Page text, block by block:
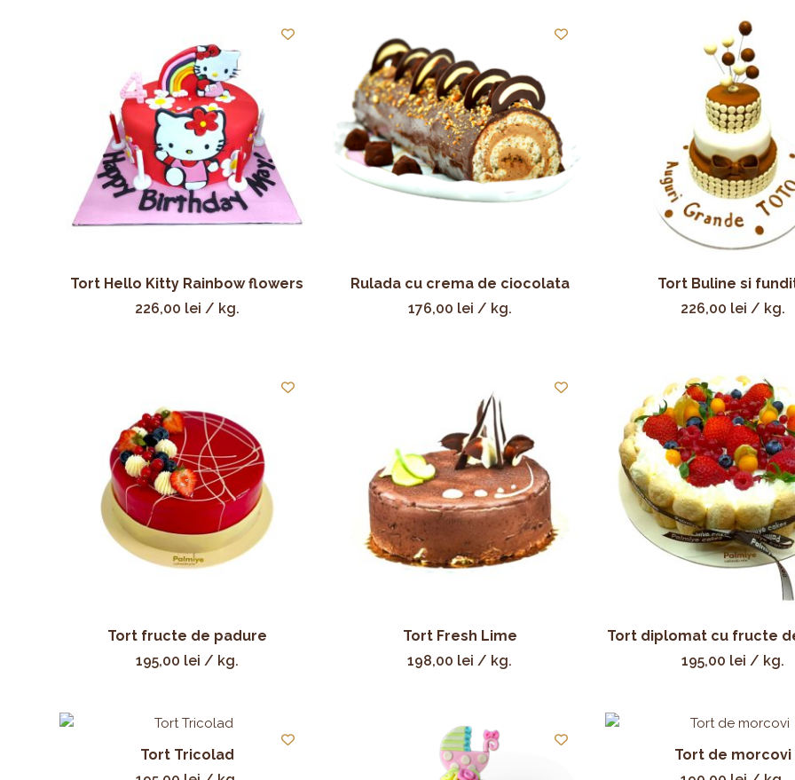
Tort Hello Kitty Rainbow flowers
226,00 lei / kg.
Rulada cu crema de ciocolata
176,00 lei / kg.
Tort Buline si
226,00 lei / kg.
Tort fructe de padure
195,00 lei / kg.
Tort Fresh Lime
198,00 lei / kg.
Tort diplomat cu fructe
195,00 lei / kg.
Tort Tricolad
Tort de morcovi